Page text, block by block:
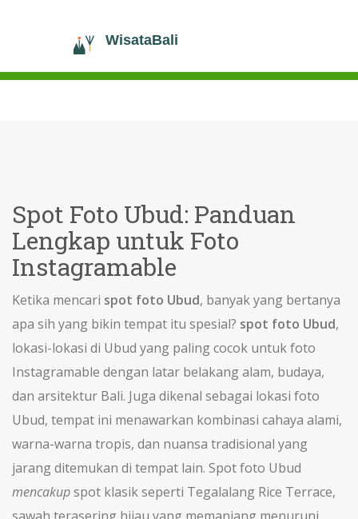
Spot Foto Ubud: Panduan
Lengkap untuk Foto
Instagramable
Ketika mencari spot foto Ubud, banyak yang bertanya
apa sih yang bikin tempat itu spesial? spot foto Ubud,
lokasi-lokasi di Ubud yang paling cocok untuk foto
Instagramable dengan latar belakang alam, budaya,
dan arsitektur Bali. Juga dikenal sebagai lokasi foto
Ubud, tempat ini menawarkan kombinasi cahaya alami,
warna-warna tropis, dan nuansa tradisional yang
jarang ditemukan di tempat lain. Spot foto Ubud
mencakupspot klasik seperti Tegalalang Rice Terrace,